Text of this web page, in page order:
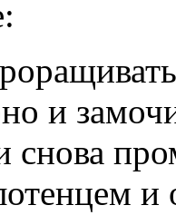
и
снова
и